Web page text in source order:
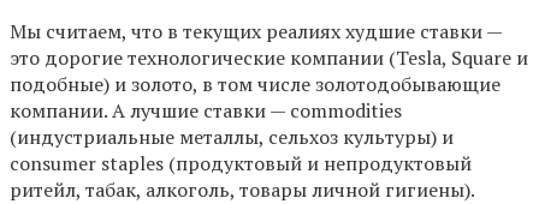
Мы считаем, что в текущих реалиях худшие ставки —
это дорогие технологические компании (Tesla, Square и
подобные) и золото, в том числе золотодобывающие
компании. А лучшие ставки — commodities
(индустриальные металлы, сельхоз культуры) и
consumer staples (продуктовый и непродуктовый
ритейл, табак, алкоголь, товары личной гигиены).